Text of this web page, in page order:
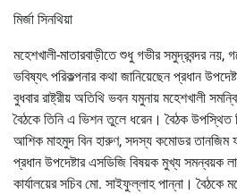
মির্জা সিনথিয়া
মহেশখালী-মাতারবাড়ীতে শুধু গভীর সমুদ্রবন্দর
ভবিষ্যৎ পরিকল্পনার কথা জানিয়েছেন প্রধান
বুধবার রাষ্ট্রীয় অতিথি ভবন যমুনায় মহেশখালী
বৈঠকে তিনি এ ভিশন তুলে ধরেন। বৈঠক উপস্থিত
আশিক মাহমুদ বিন হারুণ, সদস্য কমোডর
প্রধান উপদেষ্টার এসডিজি বিষয়ক মুখ্য সমন্বয়ক
কার্যালয়ের সচিব মো. সাইফুল্লাহ পান্না। বৈঠকে